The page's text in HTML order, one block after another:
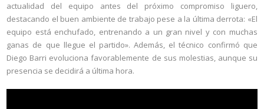
actualidad del equipo antes del próximo compromiso liguero,
destacando el buen ambiente de trabajo pese a la última derrota: «El
equipo está enchufado, entrenando a un gran nivel y con muchas
ganas de que llegue el partido». Además, el técnico confirmó que
Diego Barri evoluciona favorablemente de sus molestias, aunque su
presencia se decidirá a última hora.